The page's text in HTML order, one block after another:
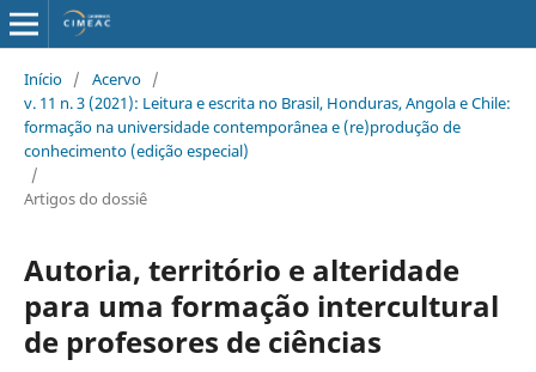
Início / Acervo /
v. 11 n. 3 (2021): Leitura e escrita no Brasil, Honduras, Angola e Chile:
formação na universidade contemporânea e (re)produção de
conhecimento (edição especial)
/
Artigos do dossiê
Autoria, território e alteridade
para uma formação intercultural
de profesores de ciências